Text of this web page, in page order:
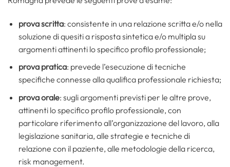
prova scritta: consistente in una relazione scritta e/o nella
soluzione di quesiti a risposta sintetica e/o multipla su
argomenti attinenti lo specifico profilo professionale;
prova pratica: prevede l’esecuzione di tecniche
specifiche connesse alla qualifica professionale richiesta;
prova orale: sugli argomenti previsti per le altre prove,
attinenti lo specifico profilo professionale, con
particolare riferimento all’organizzazione del lavoro, alla
legislazione sanitaria, alle strategie e tecniche di
relazione con il paziente, alle metodologie della ricerca,
risk management.